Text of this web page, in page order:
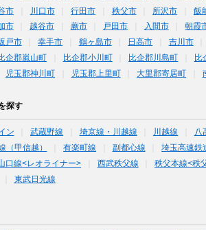
市 川口市 行田市 秩父市 所沢市 飯
市 越谷市 蕨市 戸田市 入間市 朝霞
戸市 幸手市 鶴ヶ島市 日高市 吉川市
企郡嵐山町 比企郡小川町 比企郡川島町 比
児玉郡神川町 児玉郡上里町 大里郡寄居町
探す
ン 武蔵野線 埼京線・川越線 川越線 八
（甲信越） 有楽町線 副都心線 埼玉高速鉄
口線<レオライナー> 西武秩父線 秩父本線<秩
東武日光線